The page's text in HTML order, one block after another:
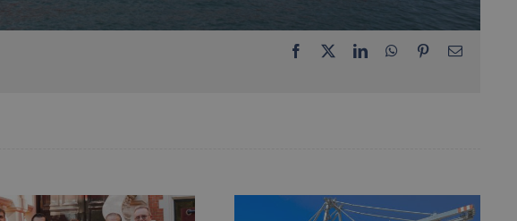
Facebook
X LinkedInWhatsApp
PinterestCorreo